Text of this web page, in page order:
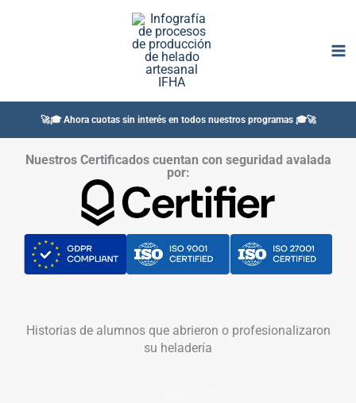
🚀🎓 Ahora cuotas sin interés en todos nuestros programas 🎓🚀
Historias de alumnos que abrieron o profesionalizaron
su heladería
Nuestros Certificados cuentan con seguridad avalada
por: